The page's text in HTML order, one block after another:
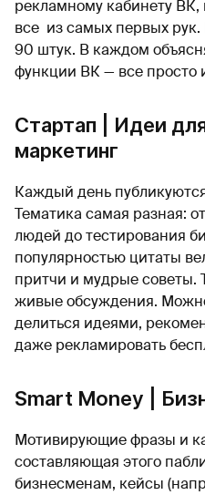
рекламному кабинету
все из самых первых рук.
90 штук. В каждом
функции ВК — все просто
Стартап | Идеи
маркетинг
Каждый день
Тематика самая разная:
людей до тестирования
популярностью цитаты
притчи и мудрые советы.
живые обсуждения.
делиться идеями,
даже рекламировать
Smart Money |
Мотивирующие фразы и
составляющая этого
бизнесменам, кейсы